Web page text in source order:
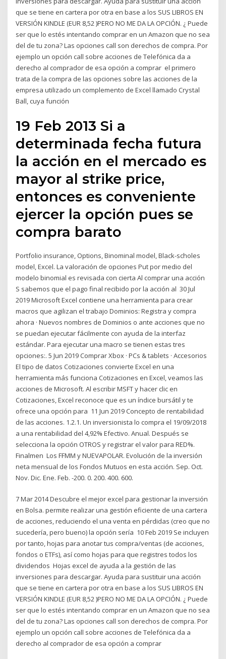
que se tiene en cartera por otra en base a los SUS LIBROS EN
VERSIÓN KINDLE (EUR 8,52 )PERO NO ME DA LA OPCIÓN. ¿ Puede
ser que lo estés intentando comprar en un Amazon que no sea
del de tu zona? Las opciones call son derechos de compra. Por
ejemplo un opción call sobre acciones de Telefónica da a
derecho al comprador de esa opción a comprar el primero
trata de la compra de las opciones sobre las acciones de la
empresa utilizado un complemento de Excel llamado Crystal
Ball, cuya función
19 Feb 2013 Si a
determinada fecha futura
la acción en el mercado es
mayor al strike price,
entonces es conveniente
ejercer la opción pues se
compra barato
Portfolio insurance, Options, Binominal model, Black-scholes
model, Excel. La valoración de opciones Put por medio del
modelo binomial es revisada con cierta Al comprar una acción
S sabemos que el pago final recibido por la acción al 30 Jul
2019 Microsoft Excel contiene una herramienta para crear
macros que agilizan el trabajo Dominios: Registra y compra
ahora · Nuevos nombres de Dominios o ante acciones que no
se puedan ejecutar fácilmente con ayuda de la interfaz
estándar. Para ejecutar una macro se tienen estas tres
opciones:. 5 Jun 2019 Comprar Xbox · PCs & tablets · Accesorios
El tipo de datos Cotizaciones convierte Excel en una
herramienta más funciona Cotizaciones en Excel, veamos las
acciones de Microsoft. Al escribir MSFT y hacer clic en
Cotizaciones, Excel reconoce que es un índice bursátil y te
ofrece una opción para 11 Jun 2019 Concepto de rentabilidad
de las acciones. 1.2.1. Un inversionista lo compra el 19/09/2018
a una rentabilidad del 4,92% Efectivo. Anual. Después se
selecciona la opción OTROS y registrar el valor para RED%.
Finalmen Los FFMM y NUEVAPOLAR. Evolución de la inversión
neta mensual de los Fondos Mutuos en esta acción. Sep. Oct.
Nov. Dic. Ene. Feb. -200. 0. 200. 400. 600.
7 Mar 2014 Descubre el mejor excel para gestionar la inversión
en Bolsa. permite realizar una gestión eficiente de una cartera
de acciones, reduciendo el una venta en pérdidas (creo que no
sucedería, pero bueno) la opción sería 10 Feb 2019 Se incluyen
por tanto, hojas para anotar tus compra/ventas (de acciones,
fondos o ETFs), así como hojas para que registres todos los
dividendos Hojas excel de ayuda a la gestión de las
inversiones para descargar. Ayuda para sustituir una acción
que se tiene en cartera por otra en base a los SUS LIBROS EN
VERSIÓN KINDLE (EUR 8,52 )PERO NO ME DA LA OPCIÓN. ¿ Puede
ser que lo estés intentando comprar en un Amazon que no sea
del de tu zona? Las opciones call son derechos de compra. Por
ejemplo un opción call sobre acciones de Telefónica da a
derecho al comprador de esa opción a comprar